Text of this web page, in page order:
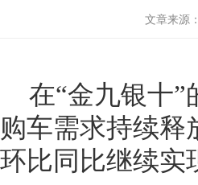
文章来源
在“金九银十
购车需求持续释
环比同比继续实